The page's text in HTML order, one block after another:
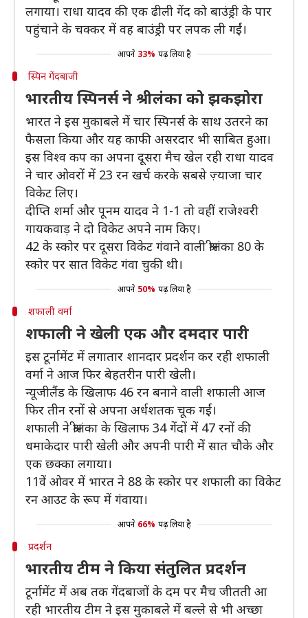
लगाया। राधा यादव की एक ढीली गेंद को बाउंड्री के पार
पहुंचाने के चक्कर में वह बाउंड्री पर लपक ली गईं।
आपने 33% पढ़ लिया है
स्पिन गेंदबाजी
भारतीय स्पिनर्स ने श्रीलंका को झकझोरा
भारत ने इस मुकाबले में चार स्पिनर्स के साथ उतरने का
फैसला किया और यह काफी असरदार भी साबित हुआ।
इस विश्व कप का अपना दूसरा मैच खेल रही राधा यादव
ने चार ओवरों में 23 रन खर्च करके सबसे ज़्याजा चार
विकेट लिए।
दीप्ति शर्मा और पूनम यादव ने 1-1 तो वहीं राजेश्वरी
गायकवाड़ ने दो विकेट अपने नाम किए।
42 के स्कोर पर दूसरा विकेट गंवाने वाली श्रीलंका 80 के
स्कोर पर सात विकेट गंवा चुकी थी।
आपने 50% पढ़ लिया है
शफाली वर्मा
शफाली ने खेली एक और दमदार पारी
इस टूर्नामेंट में लगातार शानदार प्रदर्शन कर रही शफाली
वर्मा ने आज फिर बेहतरीन पारी खेली।
न्यूजीलैंड के खिलाफ 46 रन बनाने वाली शफाली आज
फिर तीन रनों से अपना अर्धशतक चूक गईं।
शफाली ने श्रीलंका के खिलाफ 34 गेंदों में 47 रनों की
धमाकेदार पारी खेली और अपनी पारी में सात चौके और
एक छक्का लगाया।
11वें ओवर में भारत ने 88 के स्कोर पर शफाली का विकेट
रन आउट के रूप में गंवाया।
आपने 66% पढ़ लिया है
प्रदर्शन
भारतीय टीम ने किया संतुलित प्रदर्शन
टूर्नामेंट में अब तक गेंदबाजों के दम पर मैच जीतती आ
रही भारतीय टीम ने इस मुकाबले में बल्ले से भी अच्छा